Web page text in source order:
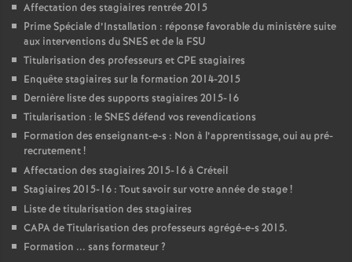
Affectation des stagiaires rentrée 2015
Prime Spéciale d’Installation : réponse favorable du ministère suite
aux interventions duSNESet de la FSU
Titularisation des professeurs etCPE stagiaires
Enquête stagiaires sur la formation 2014-2015
Dernière liste des supports stagiaires 2015-16
Titularisation : leSNESdéfend vos revendications
Formation des enseignant-e-s : Non à l’apprentissage, oui au pré-
recrutement!
Affectation des stagiaires 2015-16 à Créteil
Stagiaires 2015-16 : Tout savoir sur votre année de stage!
Liste de titularisation des stagiaires
CAPAde Titularisation des professeurs agrégé-e-s 2015.
Formation ... sans formateur?